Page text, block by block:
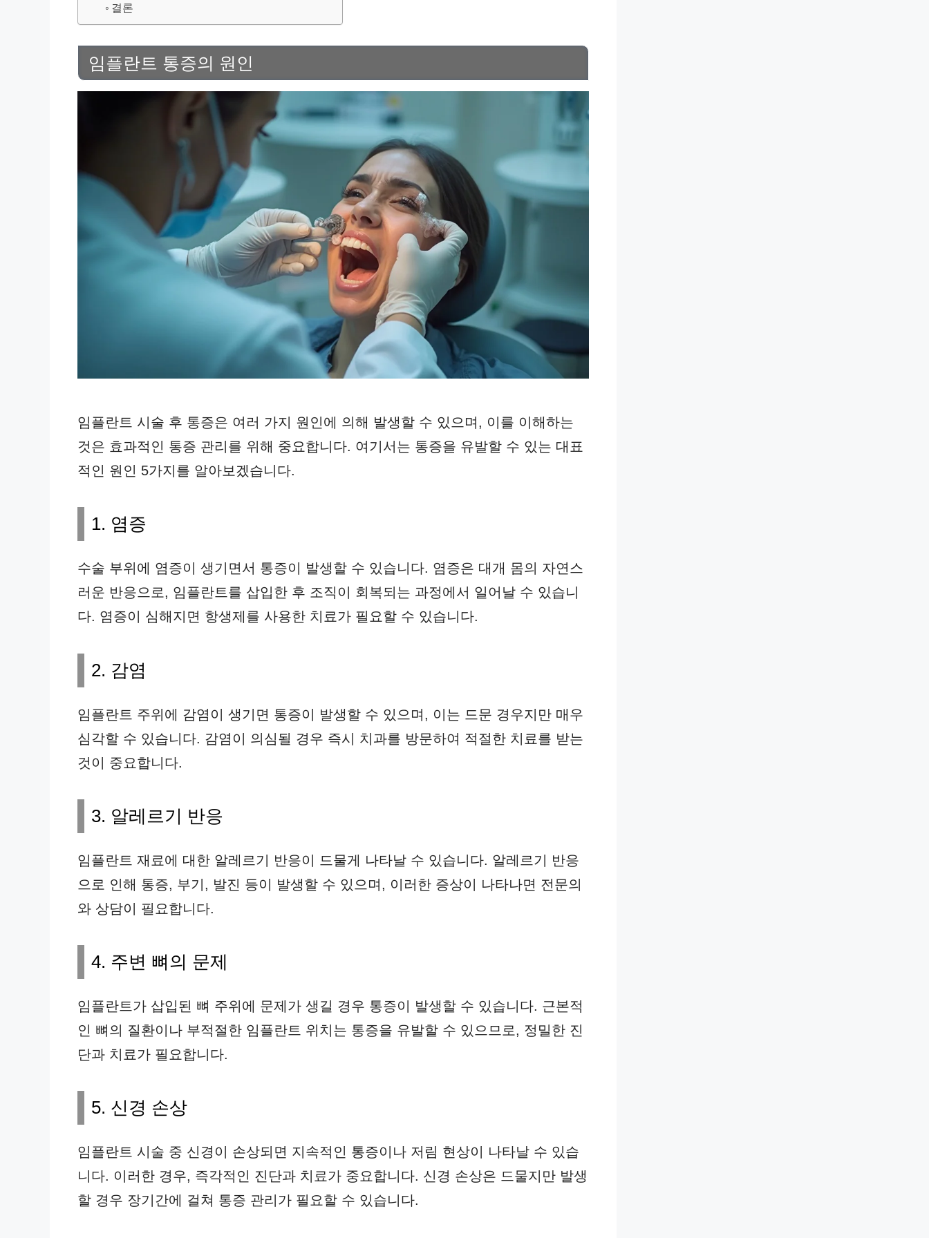
결론
임플란트 통증의 원인
임플란트 시술 후 통증은 여러 가지 원인에 의해 발생할 수 있으며, 이를 이해하는
것은 효과적인 통증 관리를 위해 중요합니다. 여기서는 통증을 유발할 수 있는 대표
적인 원인 5가지를 알아보겠습니다.
1. 염증
수술 부위에 염증이 생기면서 통증이 발생할 수 있습니다. 염증은 대개 몸의 자연스
러운 반응으로, 임플란트를 삽입한 후 조직이 회복되는 과정에서 일어날 수 있습니
다. 염증이 심해지면 항생제를 사용한 치료가 필요할 수 있습니다.
2. 감염
임플란트 주위에 감염이 생기면 통증이 발생할 수 있으며, 이는 드문 경우지만 매우
심각할 수 있습니다. 감염이 의심될 경우 즉시 치과를 방문하여 적절한 치료를 받는
것이 중요합니다.
3. 알레르기 반응
임플란트 재료에 대한 알레르기 반응이 드물게 나타날 수 있습니다. 알레르기 반응
으로 인해 통증, 부기, 발진 등이 발생할 수 있으며, 이러한 증상이 나타나면 전문의
와 상담이 필요합니다.
4. 주변 뼈의 문제
임플란트가 삽입된 뼈 주위에 문제가 생길 경우 통증이 발생할 수 있습니다. 근본적
인 뼈의 질환이나 부적절한 임플란트 위치는 통증을 유발할 수 있으므로, 정밀한 진
단과 치료가 필요합니다.
5. 신경 손상
임플란트 시술 중 신경이 손상되면 지속적인 통증이나 저림 현상이 나타날 수 있습
니다. 이러한 경우, 즉각적인 진단과 치료가 중요합니다. 신경 손상은 드물지만 발생
할 경우 장기간에 걸쳐 통증 관리가 필요할 수 있습니다.